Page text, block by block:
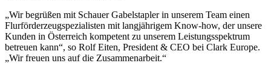
„Wir begrüßen mit Schauer Gabelstapler in unserem Team einen
Flurförderzeugspezialisten mit langjährigem Know-how, der unsere
Kunden in Österreich kompetent zu unserem Leistungsspektrum
betreuen kann“, so Rolf Eiten, President & CEO bei Clark Europe.
„Wir freuen uns auf die Zusammenarbeit.“